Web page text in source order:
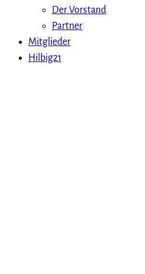
Der Vorstand
Partner
Mitglieder
Hilbig21